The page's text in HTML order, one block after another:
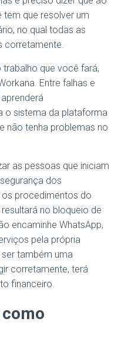
que resolver um
no qual todas as
corretamente.
que você fará,
Entre falhas e
o sistema da plataforma
não tenha problemas no
as pessoas que iniciam
dos
procedimentos do
no bloqueio de
encaminhe WhatsApp,
pela própria
também uma
corretamente, terá
financeiro.